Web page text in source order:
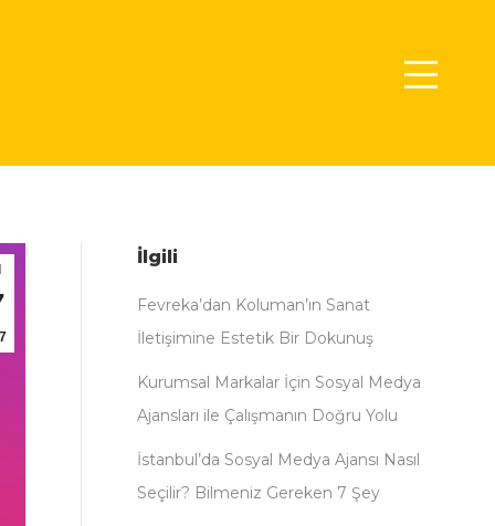
İlgili
Fevreka’dan Koluman’ın Sanat
İletişimine Estetik Bir Dokunuş
Kurumsal Markalar İçin Sosyal Medya
Ajansları ile Çalışmanın Doğru Yolu
İstanbul’da Sosyal Medya Ajansı Nasıl
Seçilir? Bilmeniz Gereken 7 Şey